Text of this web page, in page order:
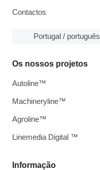
Contactos
Portugal / português
Informação
Os nossos projetos
Autoline™
Machineryline™
Agroline™
Linemedia Digital ™